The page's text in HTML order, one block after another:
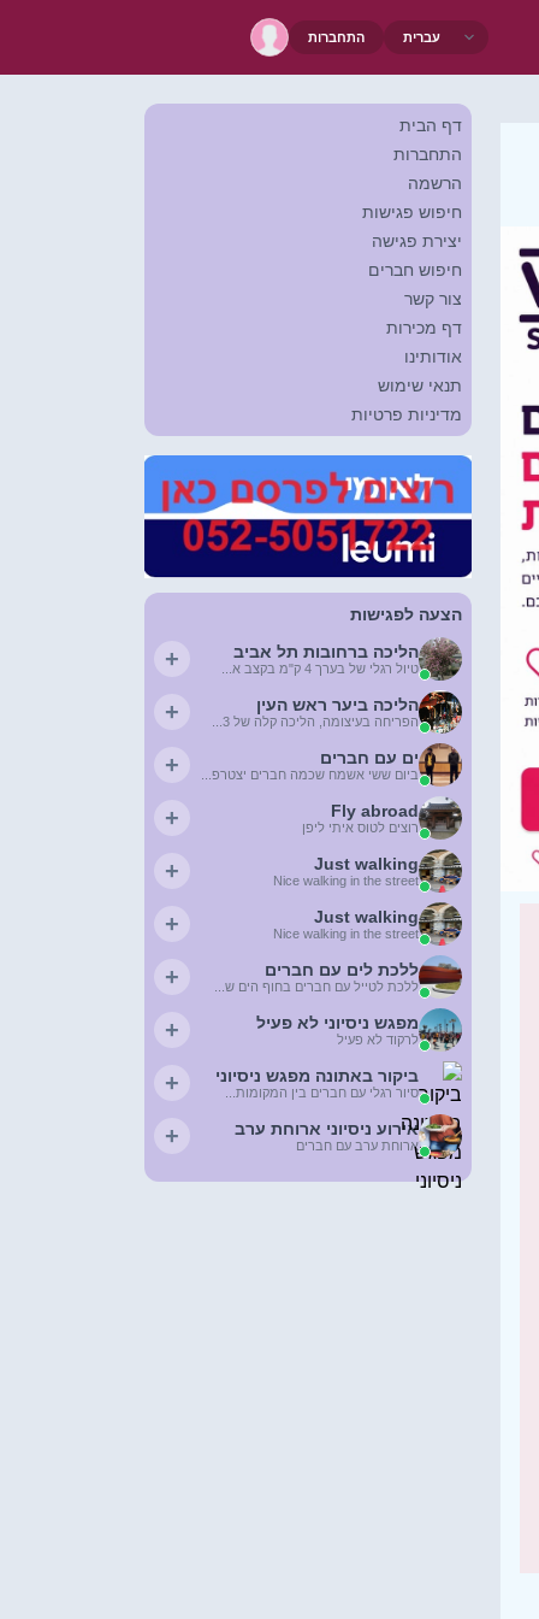
התחברות
דף הבית
התחברות
הרשמה
חיפוש פגישות
יצירת פגישה
חיפוש חברים
צור קשר
דף מכירות
אודותינו
תנאי שימוש
מדיניות פרטיות
הצעה לפגישות
הליכה ברחובות תל אביב
טיול רגלי של בערך 4 ק"מ בקצב א... +
הליכה ביער ראש העין
הפריחה בעיצומה, הליכה קלה של 3... +
ים עם חברים
ביום ששי אשמח שכמה חברים יצטרפ... +
Fly abroad
רוצים לטוס איתי ליפן +
Just walking
Nice walking in the street
+
Just walking
Nice walking in the street
+
ללכת לים עם חברים
ללכת לטייל עם חברים בחוף הים ש... +
מפגש ניסיוני לא פעיל
לרקוד לא פעיל +
ביקור באתונה מפגש ניסיוני
סיור רגלי עם חברים בין המקומות... +
אירוע ניסיוני ארוחת ערב
ארוחת ערב עם חברים +